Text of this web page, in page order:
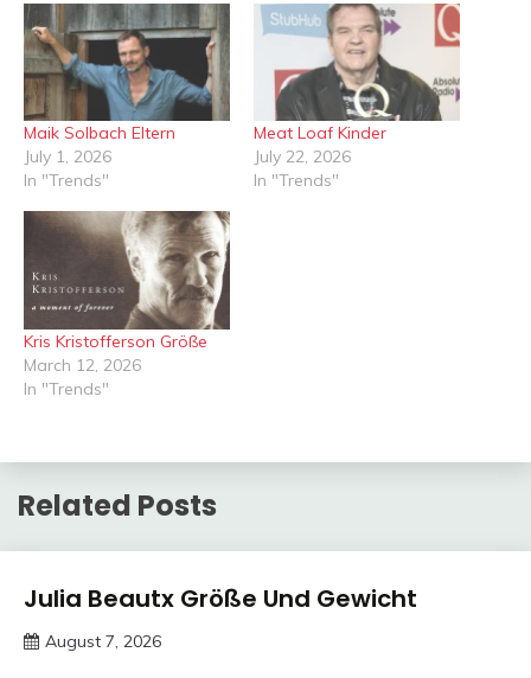
Maik Solbach Eltern
July 1, 2026
In "Trends"
Meat Loaf Kinder
July 22, 2026
In "Trends"
Kris Kristofferson Größe
March 12, 2026
In "Trends"
Related Posts
Trends
Julia Beautx Größe Und Gewicht
August 7, 2026